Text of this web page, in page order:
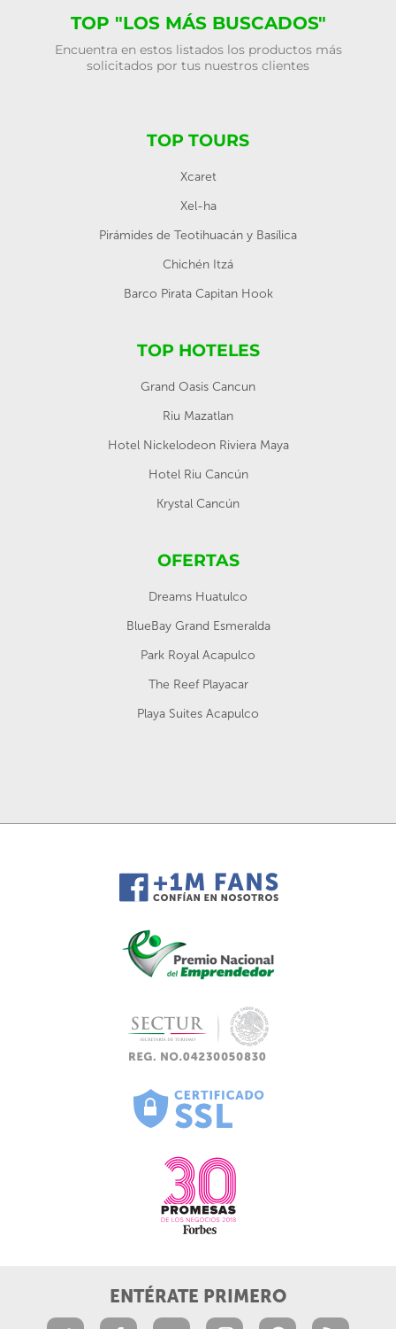
TOP "LOS MÁS BUSCADOS"
Encuentra en estos listados los productos más
solicitados por tus nuestros clientes
TOP TOURS
Xcaret
Xel-ha
Pirámides de Teotihuacán y Basílica
Chichén Itzá
Barco Pirata Capitan Hook
TOP HOTELES
Grand Oasis Cancun
Riu Mazatlan
Hotel Nickelodeon Riviera Maya
Hotel Riu Cancún
Krystal Cancún
OFERTAS
Dreams Huatulco
BlueBay Grand Esmeralda
Park Royal Acapulco
The Reef Playacar
Playa Suites Acapulco
ENTÉRATE PRIMERO